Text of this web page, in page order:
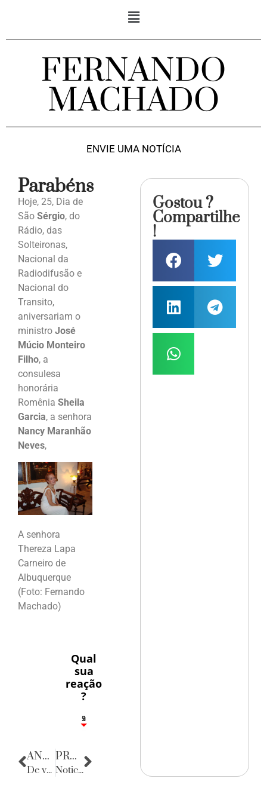
FERNANDO
MACHADO
ENVIE UMA NOTÍCIA
Parabéns
Hoje, 25, Dia de
São Sérgio, do
Rádio, das
Solteironas,
Nacional da
Radiodifusão e
Nacional do
Transito,
aniversariam o
ministro José
Múcio Monteiro
Filho, a
consulesa
honorária
Romênia Sheila
Garcia, a senhora
Nancy Maranhão
Neves,
A senhora
Thereza Lapa
Carneiro de
Albuquerque
(Foto: Fernando
Machado)
Qual
sua
reação
?
3
1
2
9
ANTERIOR
De volta para o passado
PRÓXIMA
Noticias da Bahia
Gostou ?
Compartilhe
!